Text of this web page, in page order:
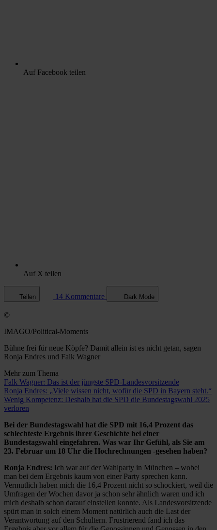
Auf Facebook teilen
Auf X teilen
Teilen 14 Kommentare Dark Mode
©
IMAGO/Political-Moments
Bühne frei für neue Köpfe? Damit allein ist es nicht getan, sagen
Ronja Endres und Falk Wagner
Mehr zum Thema
Falk Wagner: Das ist der jüngste SPD-Landesvorsitzende
Ronja Endres: „Viele wissen nicht, wofür die SPD in Bayern steht.“
Wenig Kompetenz: Deshalb hat die SPD die Bundestagswahl 2025
verloren
Bei der Bundestagswahl hat die SPD mit 16,4 Prozent das
schlechteste Ergebnis ihrer Geschichte bei einer
Bundestagswahl eingefahren. Was war Ihr Gefühl, als Sie am
23. Februar um 18 Uhr die Hochrechnungen -gesehen haben?
Ronja Endres: Ich war auf der Wahlparty in München – wobei
man bei dem Ergebnis kaum von einer Party sprechen kann.
Vermutlich haben mich die 16,4 Prozent nicht so schockiert, weil die
Umfragen der Wochen davor ja schon sehr ähnlich waren und ich
mich deshalb schon darauf einstellen konnte. Als Landesvorsitzende
spürt man in solch einem Moment natürlich auch die Last der
Verantwortung auf den Schultern. Frustrierend fand ich das